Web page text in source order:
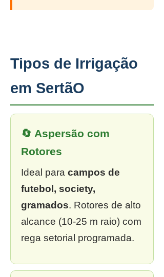
Tipos de Irrigação
em SertãO
🔄 Aspersão com
Rotores
Ideal para campos de
futebol, society,
gramados. Rotores de alto
alcance (10-25 m raio) com
rega setorial programada.